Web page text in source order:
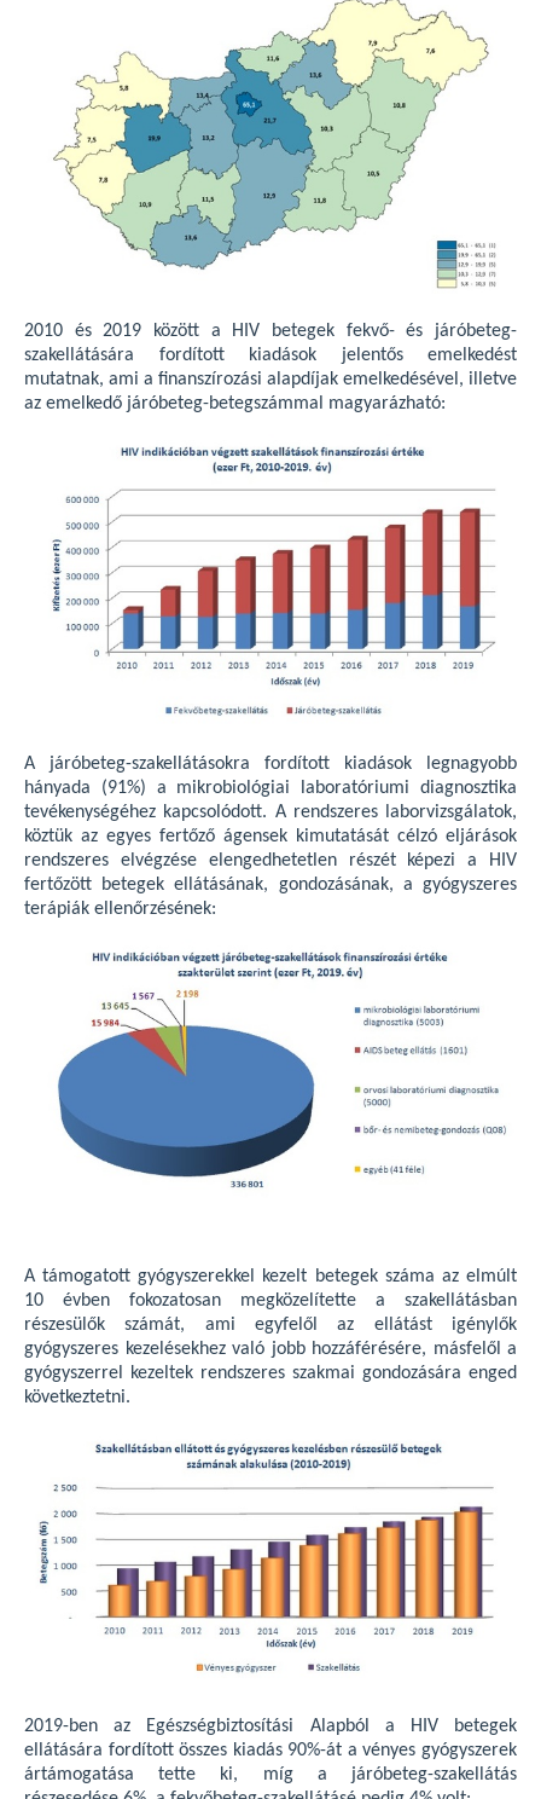
2010 és 2019 között a HIV betegek fekvő- és járóbeteg-
szakellátására fordított kiadások jelentős emelkedést
mutatnak, ami a finanszírozási alapdíjak emelkedésével, illetve
az emelkedő járóbeteg-betegszámmal magyarázható:
A járóbeteg-szakellátásokra fordított kiadások legnagyobb
hányada (91%) a mikrobiológiai laboratóriumi diagnosztika
tevékenységéhez kapcsolódott. A rendszeres laborvizsgálatok,
köztük az egyes fertőző ágensek kimutatását célzó eljárások
rendszeres elvégzése elengedhetetlen részét képezi a HIV
fertőzött betegek ellátásának, gondozásának, a gyógyszeres
terápiák ellenőrzésének:
A támogatott gyógyszerekkel kezelt betegek száma az elmúlt
10 évben fokozatosan megközelítette a szakellátásban
részesülők számát, ami egyfelől az ellátást igénylők
gyógyszeres kezelésekhez való jobb hozzáférésére, másfelől a
gyógyszerrel kezeltek rendszeres szakmai gondozására enged
következtetni.
2019-ben az Egészségbiztosítási Alapból a HIV betegek
ellátására fordított összes kiadás 90%-át a vényes gyógyszerek
ártámogatása tette ki, míg a járóbeteg-szakellátás